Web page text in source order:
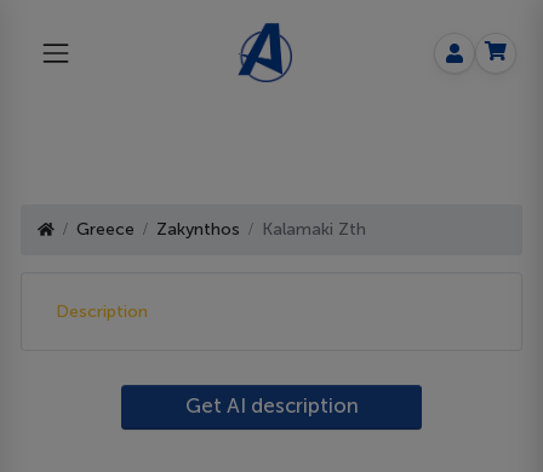
Greece Zakynthos Kalamaki Zth
Description
Get AI description